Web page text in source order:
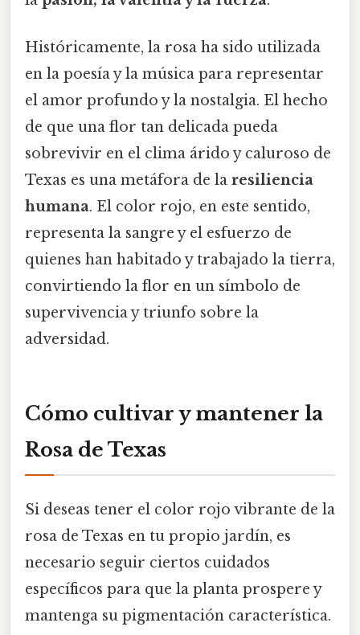
Históricamente, la rosa ha sido utilizada
en la poesía y la música para representar
el amor profundo y la nostalgia. El hecho
de que una flor tan delicada pueda
sobrevivir en el clima árido y caluroso de
Texas es una metáfora de la resiliencia
humana. El color rojo, en este sentido,
representa la sangre y el esfuerzo de
quienes han habitado y trabajado la tierra,
convirtiendo la flor en un símbolo de
supervivencia y triunfo sobre la
adversidad.
Cómo cultivar y mantener la
Rosa de Texas
Si deseas tener el color rojo vibrante de la
rosa de Texas en tu propio jardín, es
necesario seguir ciertos cuidados
específicos para que la planta prospere y
mantenga su pigmentación característica.